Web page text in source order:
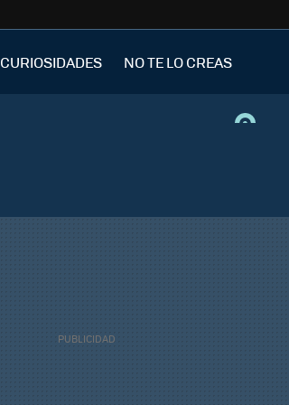
CURIOSIDADES NO TE LO CREAS